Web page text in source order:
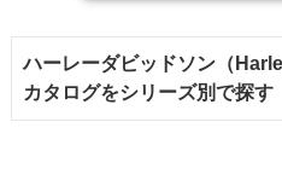
ハーレーダビッドソン（
カタログをシリーズ別で探す